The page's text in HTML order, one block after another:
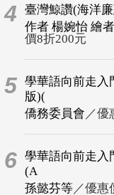
4
臺灣鯨讚(海洋
作者 楊婉怡 繪
價8折200元
5 學華語向前走入
版)(
僑務委員會 ／優
6 學華語向前走入
(A
孫懿芬等／優惠